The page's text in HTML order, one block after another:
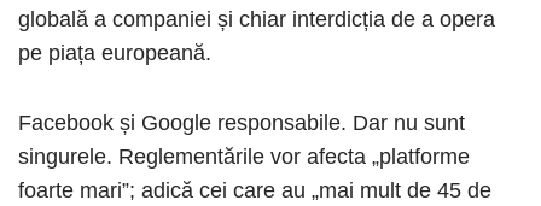
globală a companiei și chiar interdicția de a opera
pe piața europeană.
Facebook și Google responsabile. Dar nu sunt
singurele. Reglementările vor afecta „platforme
foarte mari”; adică cei care au „mai mult de 45 de